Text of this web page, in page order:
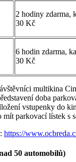
2 hodiny zdarma,
30 Kč
6 hodin zdarma,
30 Kč
multikina
doba
vstupenky do
mít parkovací lístek s
https://
50 automobilů)